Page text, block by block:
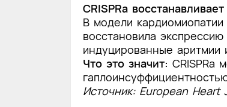
CRISPRa
В модели
восстановила
индуцированные аритмии
Что это значит: CRISPRa
Источник: European Heart